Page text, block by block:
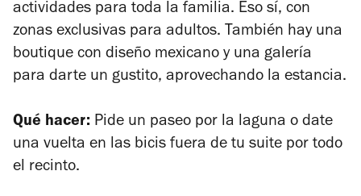
actividades para toda la familia. Eso sí, con
zonas exclusivas para adultos. También hay una
boutique con diseño mexicano y una galería
para darte un gustito, aprovechando la estancia.
Qué hacer: Pide un paseo por la laguna o date
una vuelta en las bicis fuera de tu suite por todo
el recinto.